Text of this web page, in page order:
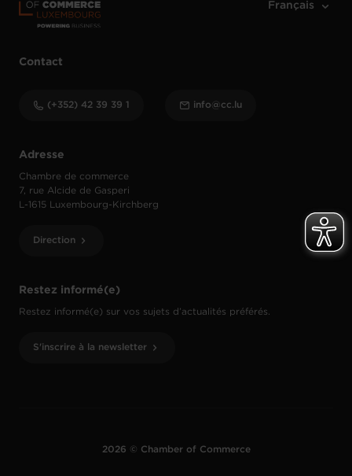
Restez informé(e)
Restez informé(e) sur vos sujets d’actualités préférés.
S'inscrire à la newsletter
Adresse
Chambre de commerce
7, rue Alcide de Gasperi
L-1615 Luxembourg-Kirchberg
Direction
Contact
(+352) 42 39 39 1 info@cc.lu
2026 © Chamber of Commerce